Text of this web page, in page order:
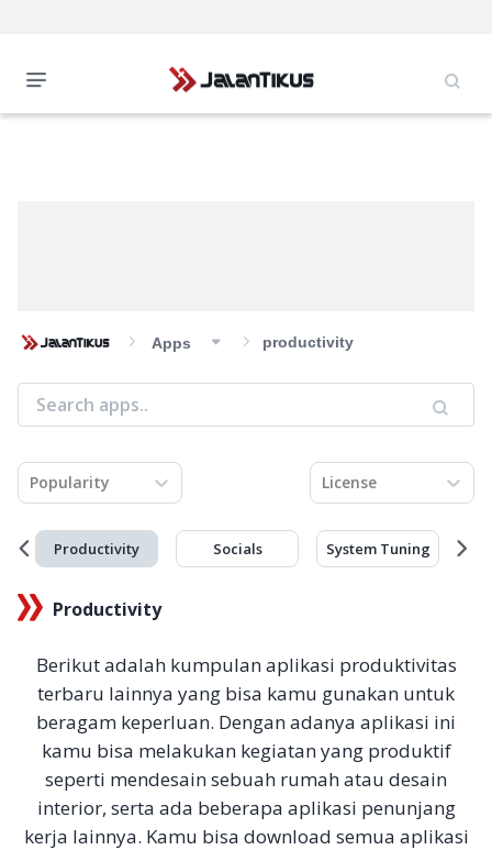
Apps productivity
Popularity
Productivity Socials System Tuning
License
Productivity
Berikut adalah kumpulan aplikasi produktivitas
terbaru lainnya yang bisa kamu gunakan untuk
beragam keperluan. Dengan adanya aplikasi ini
kamu bisa melakukan kegiatan yang produktif
seperti mendesain sebuah rumah atau desain
interior, serta ada beberapa aplikasi penunjang
kerja lainnya. Kamu bisa download semua aplikasi